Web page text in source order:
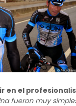
en el
fueron muy